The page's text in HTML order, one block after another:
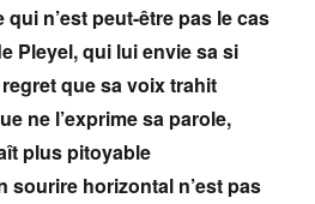
qui n’est peut-être pas le cas
Pleyel, qui lui envie sa si
que sa voix trahit
ne l’exprime sa parole,
plus pitoyable
sourire horizontal n’est pas